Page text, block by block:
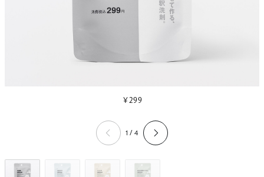
￥299
1 / 4